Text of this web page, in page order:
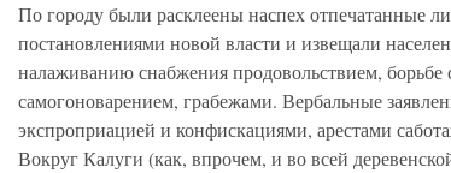
По городу были расклеены наспех отпечатанные
постановлениями новой власти и извещали
налаживанию снабжения продовольствием, борьбе
самогоноварением, грабежами. Вербальные
экспроприацией и конфискациями, арестами
Вокруг Калуги (как, впрочем, и во всей